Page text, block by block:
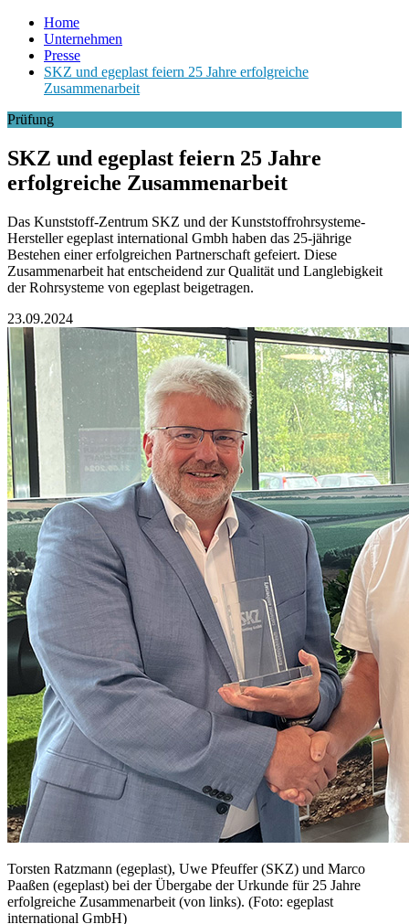
Home
Unternehmen
Presse
SKZ und egeplast feiern 25 Jahre erfolgreiche
Zusammenarbeit
Prüfung
SKZ und egeplast feiern 25 Jahre
erfolgreiche Zusammenarbeit
Das Kunststoff-Zentrum SKZ und der Kunststoffrohrsysteme-
Hersteller egeplast international Gmbh haben das 25-jährige
Bestehen einer erfolgreichen Partnerschaft gefeiert. Diese
Zusammenarbeit hat entscheidend zur Qualität und Langlebigkeit
der Rohrsysteme von egeplast beigetragen.
23.09.2024
Torsten Ratzmann (egeplast), Uwe Pfeuffer (SKZ) und Marco
Paaßen (egeplast) bei der Übergabe der Urkunde für 25 Jahre
erfolgreiche Zusammenarbeit (von links). (Foto: egeplast
international GmbH)